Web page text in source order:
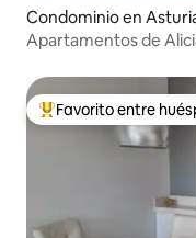
Condominio en
Apartamentos de
De los mejores en
Favorito entre